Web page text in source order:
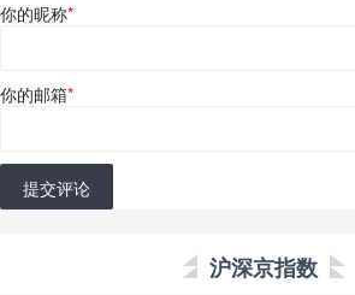
你的昵称*
你的邮箱*
提交评论
沪深京指数